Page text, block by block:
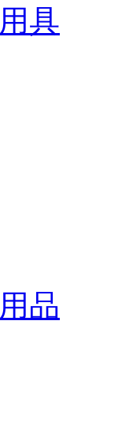
具
品